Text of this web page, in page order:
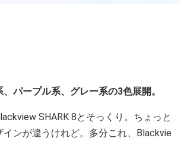
、パープル系、グレー系の3色展開。
SHARK 8とそっくり。ちょっと
インが違うけれど。多分これ、Blackvie